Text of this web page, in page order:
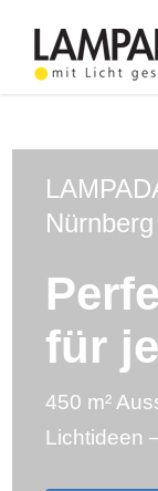
content
Nürnberg
für
450 m²
Lichtideen